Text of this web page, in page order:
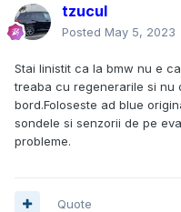
tzucul
Posted May 5, 2023
Stai linistit ca la bmw nu e
treaba cu regenerarile si nu
bord.Foloseste ad blue
sondele si senzorii de pe
probleme.
Quote